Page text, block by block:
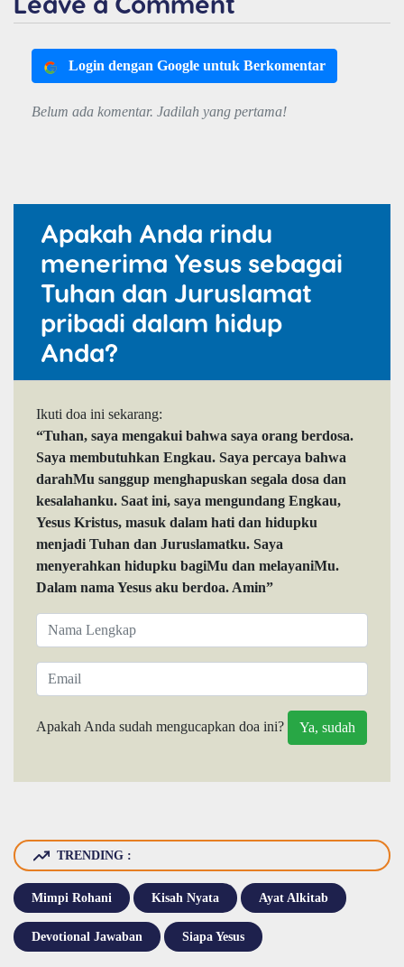
Login dengan Google untuk Berkomentar
Belum ada komentar. Jadilah yang pertama!
Apakah Anda rindu
menerima Yesus sebagai
Tuhan dan Juruslamat
pribadi dalam hidup
Anda?
Ikuti doa ini sekarang:
“Tuhan, saya mengakui bahwa saya orang berdosa.
Saya membutuhkan Engkau. Saya percaya bahwa
darahMu sanggup menghapuskan segala dosa dan
kesalahanku. Saat ini, saya mengundang Engkau,
Yesus Kristus, masuk dalam hati dan hidupku
menjadi Tuhan dan Juruslamatku. Saya
menyerahkan hidupku bagiMu dan melayaniMu.
Dalam nama Yesus aku berdoa. Amin”
Apakah Anda sudah mengucapkan doa ini?
TRENDING :
Mimpi Rohani Kisah Nyata Ayat Alkitab
Devotional Jawaban Siapa Yesus